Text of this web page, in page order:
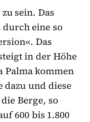
sein. Das
eine so
Das
in der Höhe
Palma kommen
dazu und diese
Berge, so
600 bis 1.800